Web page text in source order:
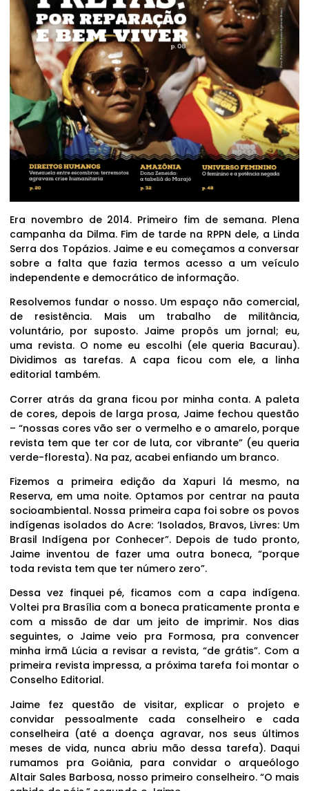
Era novembro de 2014. Primeiro fim de semana. Plena
campanha da Dilma. Fim de tarde na RPPN dele, a Linda
Serra dos Topázios. Jaime e eu começamos a conversar
sobre a falta que fazia termos acesso a um veículo
independente e democrático de informação.
Resolvemos fundar o nosso. Um espaço não comercial,
de resistência. Mais um trabalho de militância,
voluntário, por suposto. Jaime propôs um jornal; eu,
uma revista. O nome eu escolhi (ele queria Bacurau).
Dividimos as tarefas. A capa ficou com ele, a linha
editorial também.
Correr atrás da grana ficou por minha conta. A paleta
de cores, depois de larga prosa, Jaime fechou questão
– “nossas cores vão ser o vermelho e o amarelo, porque
revista tem que ter cor de luta, cor vibrante” (eu queria
verde-floresta). Na paz, acabei enfiando um branco.
Fizemos a primeira edição da Xapuri lá mesmo, na
Reserva, em uma noite. Optamos por centrar na pauta
socioambiental. Nossa primeira capa foi sobre os povos
indígenas isolados do Acre: ‘Isolados, Bravos, Livres: Um
Brasil Indígena por Conhecer”. Depois de tudo pronto,
Jaime inventou de fazer uma outra boneca, “porque
toda revista tem que ter número zero”.
Dessa vez finquei pé, ficamos com a capa indígena.
Voltei pra Brasília com a boneca praticamente pronta e
com a missão de dar um jeito de imprimir. Nos dias
seguintes, o Jaime veio pra Formosa, pra convencer
minha irmã Lúcia a revisar a revista, “de grátis”. Com a
primeira revista impressa, a próxima tarefa foi montar o
Conselho Editorial.
Jaime fez questão de visitar, explicar o projeto e
convidar pessoalmente cada conselheiro e cada
conselheira (até a doença agravar, nos seus últimos
meses de vida, nunca abriu mão dessa tarefa). Daqui
rumamos pra Goiânia, para convidar o arqueólogo
Altair Sales Barbosa, nosso primeiro conselheiro. “O mais